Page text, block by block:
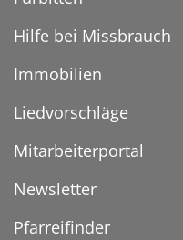
Hilfe bei Missbrauch
Immobilien
Liedvorschläge
Mitarbeiterportal
Newsletter
Pfarreifinder